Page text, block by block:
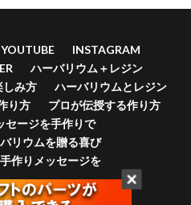
YOUTUBE
INSTAGRAM
ハーバリウム＋レジン
しみ方
ハーバリウムとレジン
り方
プロが伝授する作り方
セージを手作りで
リウムを贈る喜び
作りメッセージを
sunwardshop.com.